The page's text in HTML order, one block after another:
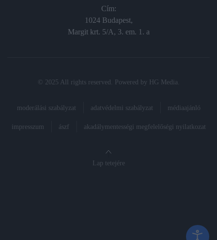
Cím:
1024 Budapest,
Margit krt. 5/A, 3. em. 1. a
© 2025 All rights reserved. Powered by HG Media.
moderálási szabályzat adatvédelmi szabályzat médiaajánló
impresszum ászf akadálymentességi megfelelőségi nyilatkozat
Lap tetejére